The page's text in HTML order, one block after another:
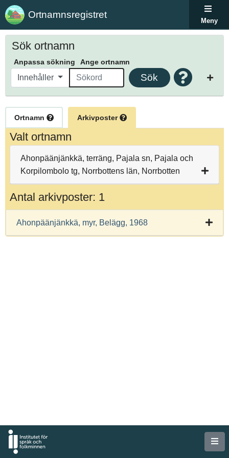
Ortnamnsregistret
Meny
Sök ortnamn
Anpassa sökning Ange ortnamn
Innehåller Sök
Ortnamn Arkivposter
Valt ortnamn
Ahonpäänjänkkä, terräng, Pajala sn, Pajala och
Korpilombolo tg, Norrbottens län, Norrbotten
Antal arkivposter: 1
Ahonpäänjänkkä, myr, Belägg, 1968